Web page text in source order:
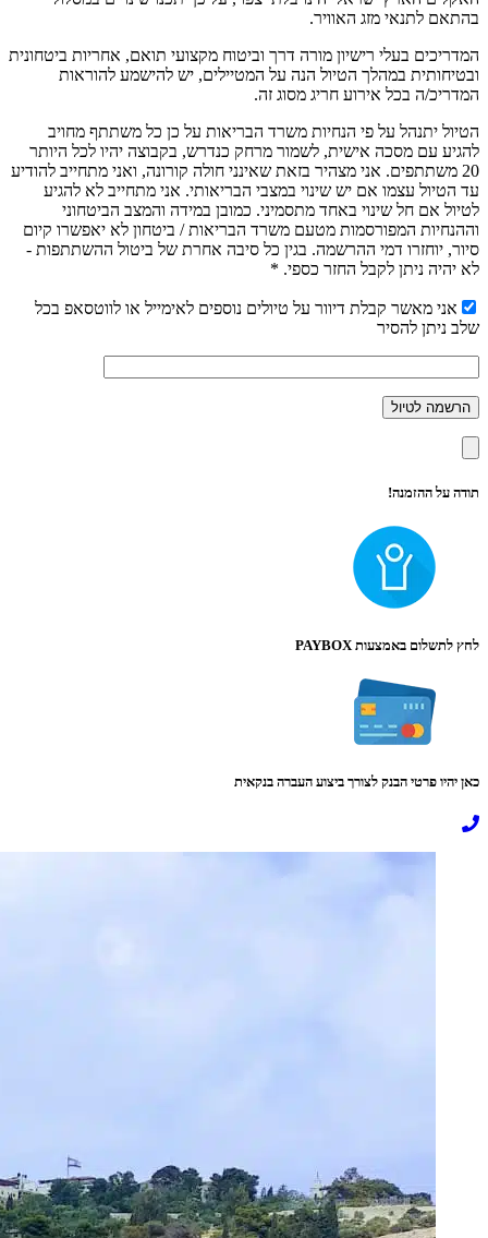
בהתאם לתנאי מזג האוויר.
המדריכים בעלי רישיון מורה דרך וביטוח מקצועי תואם, אחריות ביטחונית
ובטיחותית במהלך הטיול הנה על המטיילים, יש להישמע להוראות
המדריכ/ה בכל אירוע חריג מסוג זה.
הטיול יתנהל על פי הנחיות משרד הבריאות על כן כל משתתף מחויב
להגיע עם מסכה אישית, לשמור מרחק כנדרש, בקבוצה יהיו לכל היותר
20 משתתפים. אני מצהיר בזאת שאינני חולה קורונה, ואני מתחייב להודיע
עד הטיול עצמו אם יש שינוי במצבי הבריאותי. אני מתחייב לא להגיע
לטיול אם חל שינוי באחד מתסמיני. כמובן במידה והמצב הביטחוני
וההנחיות המפורסמות מטעם משרד הבריאות / ביטחון לא יאפשרו קיום
סיור, יוחזרו דמי ההרשמה. בגין כל סיבה אחרת של ביטול ההשתתפות -
לא יהיה ניתן לקבל החזר כספי. *
אני מאשר קבלת דיוור על טיולים נוספים לאימייל או לווטסאפ בכל
שלב ניתן להסיר
תודה על ההזמנה!
לחץ לתשלום באמצעות PAYBOX
כאן יהיו פרטי הבנק לצורך ביצוע העברה בנקאית